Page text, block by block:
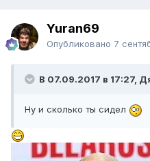
Yuran69
Опубликовано 7
В 07.09.2017 в 17:27,
Ну и сколько ты сидел